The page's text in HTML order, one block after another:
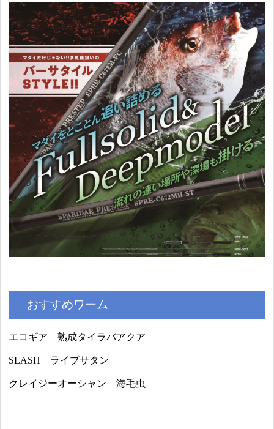
おすすめワーム
エコギア 熟成タイラバアクア
SLASH ライブサタン
クレイジーオーシャン 海毛虫